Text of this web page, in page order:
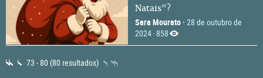
Natais"?
Sara Mourato · 28 de outubro de
2024 · 858
73 - 80 (80 resultados)